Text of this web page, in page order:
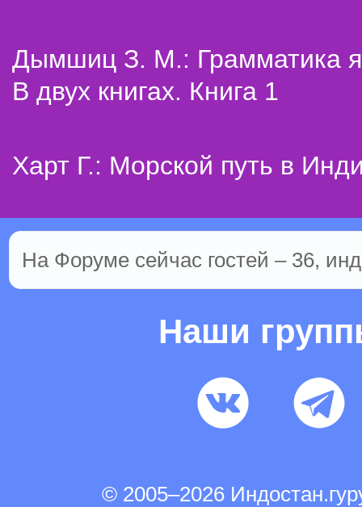
Дымшиц З. М.: Грамматика
В двух книгах. Книга 1
Харт Г.: Морской путь в
На Форуме сейчас гостей – 36,
Наши
© 2005–2026